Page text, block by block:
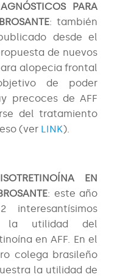
PARA
: también
desde el
de nuevos
alopecia frontal
de poder
precoces de AFF
del tratamiento
(ver LINK).
EN
: este año
la utilidad del
en AFF. En el
colega brasileño
la utilidad de